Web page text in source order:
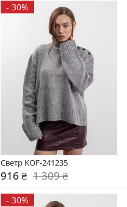
- 30%
Светр KOF-241235
916 ₴ 1 309 ₴
- 30%